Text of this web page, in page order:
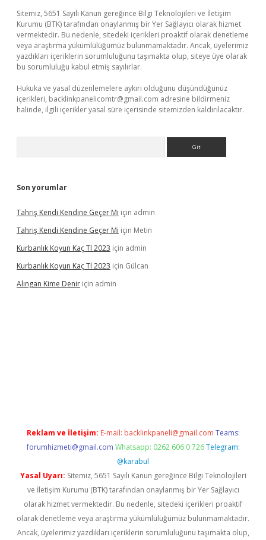
Sitemiz, 5651 Sayılı Kanun gereğince Bilgi Teknolojileri ve İletişim
Kurumu (BTK) tarafından onaylanmış bir Yer Sağlayıcı olarak hizmet
vermektedir. Bu nedenle, sitedeki içerikleri proaktif olarak denetleme
veya araştırma yükümlülüğümüz bulunmamaktadır. Ancak, üyelerimiz
yazdıkları içeriklerin sorumluluğunu taşımakta olup, siteye üye olarak
bu sorumluluğu kabul etmiş sayılırlar.
Hukuka ve yasal düzenlemelere aykırı olduğunu düşündüğünüz
içerikleri, backlinkpanelicomtr@gmail.com adresine bildirmeniz
halinde, ilgili içerikler yasal süre içerisinde sitemizden kaldırılacaktır.
Son yorumlar
Tahriş Kendi Kendine Geçer Mi için admin
Tahriş Kendi Kendine Geçer Mi için Metin
Kurbanlık Koyun Kaç Tl 2023 için admin
Kurbanlık Koyun Kaç Tl 2023 için Gülcan
Alıngan Kime Denir için admin
Reklam ve İletişim: E-mail: backlinkpaneli@gmail.com Teams:
forumhizmeti@gmail.com Whatsapp: 0262 606 0 726 Telegram:
@karabul
Yasal Uyarı: Sitemiz, 5651 Sayılı Kanun gereğince Bilgi Teknolojileri
ve İletişim Kurumu (BTK) tarafından onaylanmış bir Yer Sağlayıcı
olarak hizmet vermektedir. Bu nedenle, sitedeki içerikleri proaktif
olarak denetleme veya araştırma yükümlülüğümüz bulunmamaktadır.
Ancak, üyelerimiz yazdıkları içeriklerin sorumluluğunu taşımakta olup,